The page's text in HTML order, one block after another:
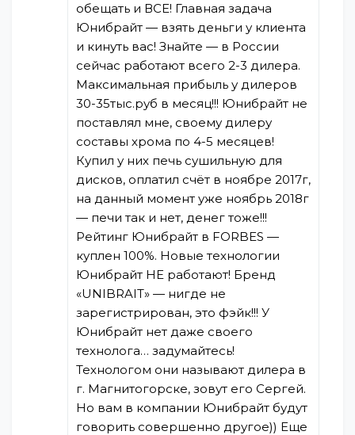
обещать и ВСЕ! Главная задача
Юнибрайт — взять деньги у клиента
и кинуть вас! Знайте — в России
сейчас работают всего 2-3 дилера.
Максимальная прибыль у дилеров
30-35тыс.руб в месяц!!! Юнибрайт не
поставлял мне, своему дилеру
составы хрома по 4-5 месяцев!
Купил у них печь сушильную для
дисков, оплатил счёт в ноябре 2017г,
на данный момент уже ноябрь 2018г
— печи так и нет, денег тоже!!!
Рейтинг Юнибрайт в FORBES —
куплен 100%. Новые технологии
Юнибрайт НЕ работают! Бренд
«UNIBRAIT» — нигде не
зарегистрирован, это фэйк!!! У
Юнибрайт нет даже своего
технолога… задумайтесь!
Технологом они называют дилера в
г. Магнитогорске, зовут его Сергей.
Но вам в компании Юнибрайт будут
говорить совершенно другое)) Еще